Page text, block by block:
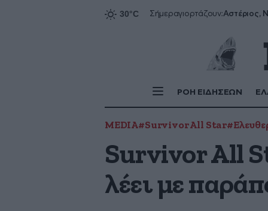
Σήμεραγιορτάζουν:Αστέριος,
ΡΟΗ ΕΙΔΗΣΕΩΝ
MEDIA#Survivor All Star
Survivor All
λέει με